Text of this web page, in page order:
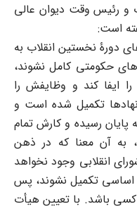
و رئیس وقت دیوان عالی
است:
دورۀ نخستین انقلاب به
حکومتی کامل نشوند،
ایفا کند و وظایفش را
تکمیل شده است و
پایان رسیده و کارش تمام
به آن معنا که در ذهن
انقلابی وجود نخواهد
اساسی تکمیل نشوند، پس
کسی باشد. با تعیین هیأت